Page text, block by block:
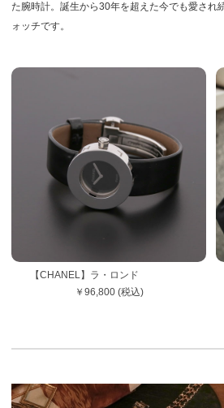
た腕時計。誕生から30年を超えた今でも愛され
ォッチです。
【CHANEL】ラ・ロンド
￥96,800 (税込)